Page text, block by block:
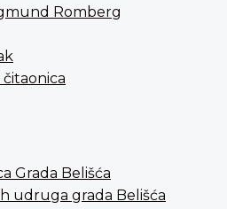
Romberg
čitaonica
Grada Belišća
udruga grada Belišća